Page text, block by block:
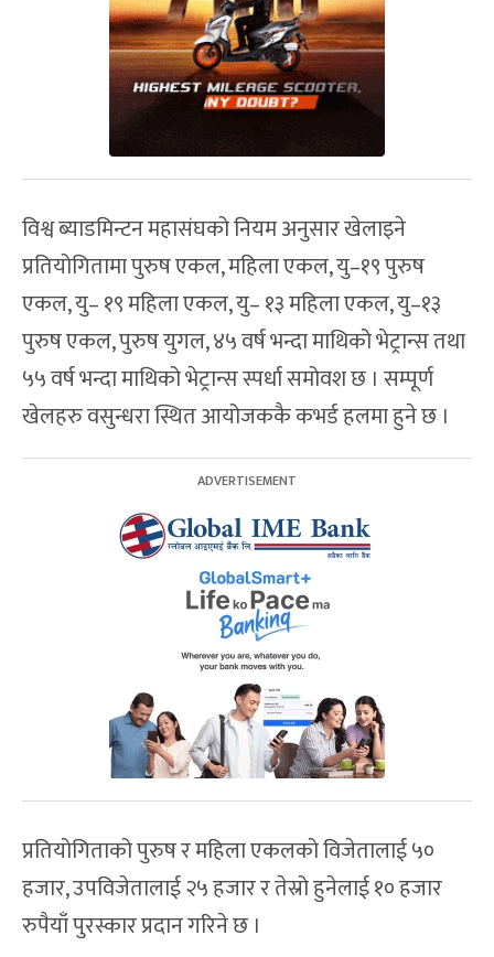
विश्व ब्याडमिन्टन महासंघको नियम अनुसार खेलाइने
प्रतियोगितामा पुरुष एकल, महिला एकल, यु–१९ पुरुष
एकल, यु– १९ महिला एकल, यु– १३ महिला एकल, यु–१३
पुरुष एकल, पुरुष युगल, ४५ वर्ष भन्दा माथिको भेट्रान्स तथा
५५ वर्ष भन्दा माथिको भेट्रान्स स्पर्धा समोवश छ । सम्पूर्ण
खेलहरु वसुन्धरा स्थित आयोजककै कभर्ड हलमा हुने छ ।
प्रतियोगिताको पुरुष र महिला एकलको विजेतालाई ५०
हजार, उपविजेतालाई २५ हजार र तेस्रो हुनेलाई १० हजार
रुपैयाँ पुरस्कार प्रदान गरिने छ ।